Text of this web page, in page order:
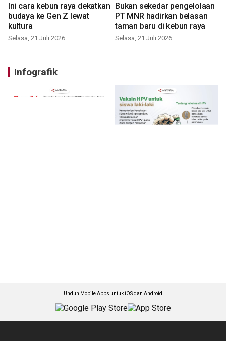
Ini cara kebun raya dekatkan
budaya ke Gen Z lewat
kultura
Selasa, 21 Juli 2026
Bukan sekedar pengelolaan
PT MNR hadirkan belasan
taman baru di kebun raya
Selasa, 21 Juli 2026
Infografik
Unduh Mobile Apps untuk iOS dan Android